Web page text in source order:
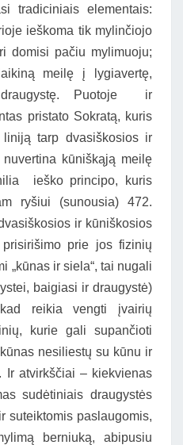
tradiciniais elementais:
ieškoma tik mylinčiojo
domisi pačiu mylimuoju;
meilę į lygiavertę,
Puotoje ir
pristato Sokratą, kuris
tarp dvasiškosios ir
kūniškąją meilę
ieško principo, kuris
ryšiui (sunousia) 472.
ir kūniškosios
prie jos fizinių
„kūnas ir siela“, tai nugali
baigiasi ir draugystė)
reikia vengti įvairių
kurie gali supančioti
nesiliestų su kūnu ir
Ir atvirkščiai – kiekvienas
sudėtiniais draugystės
suteiktomis paslaugomis,
berniuką, abipusiu